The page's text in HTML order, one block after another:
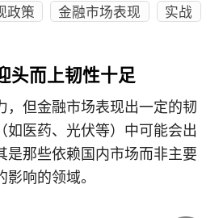
政策 金融市场表现
实战
头而上韧性十足
，但金融市场表现出一定的韧
如医药、光伏等）中可能会出
是那些依赖国内市场而非主要
响的领域。